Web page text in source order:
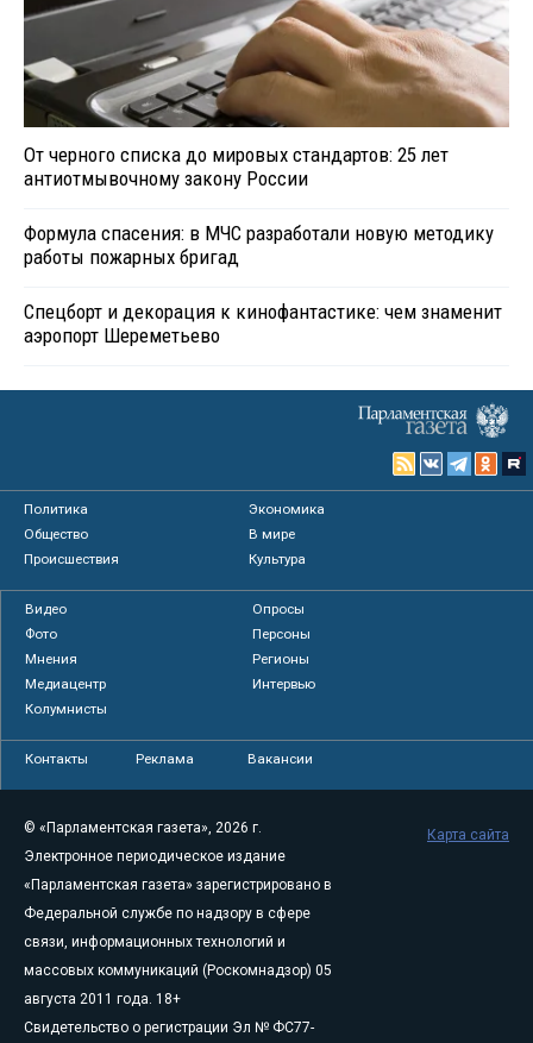
От черного списка до мировых стандартов: 25 лет
антиотмывочному закону России
Формула спасения: в МЧС разработали новую методику
работы пожарных бригад
Спецборт и декорация к кинофантастике: чем знаменит
аэропорт Шереметьево
Политика
Экономика
Общество
В мире
Происшествия
Культура
Видео
Опросы
Фото
Персоны
Мнения
Регионы
Медиацентр
Интервью
Колумнисты
Контакты Реклама Вакансии
© «Парламентская газета», 2026 г.
Электронное периодическое издание
«Парламентская газета» зарегистрировано в
Федеральной службе по надзору в сфере
связи, информационных технологий и
массовых коммуникаций (Роскомнадзор) 05
августа 2011 года. 18+
Свидетельство о регистрации Эл № ФС77-
Карта сайта